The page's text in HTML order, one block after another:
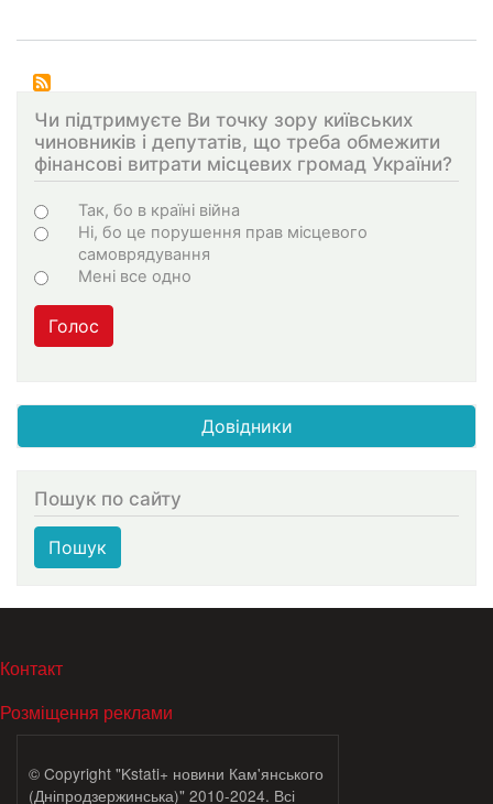
Чи підтримуєте Ви точку зору київських
чиновників і депутатів, що треба обмежити
фінансові витрати місцевих громад України?
Choices
Так, бо в країні війна
Ні, бо це порушення прав місцевого
самоврядування
Мені все одно
Голос
Довідники
Пошук по сайту
Пошук
МЕНЮ В ПОДВАЛЕ
Контакт
Розміщення реклами
© Copyright "Kstati+ новини Кам'янського
(Дніпродзержинська)" 2010-2024. Всі